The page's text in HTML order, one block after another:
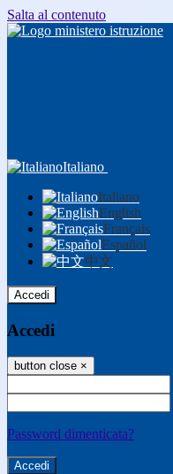
Salta al contenuto
Italiano
Italiano
English
Français
Español
中文
Accedi
Accedi
button close ×
Password dimenticata?